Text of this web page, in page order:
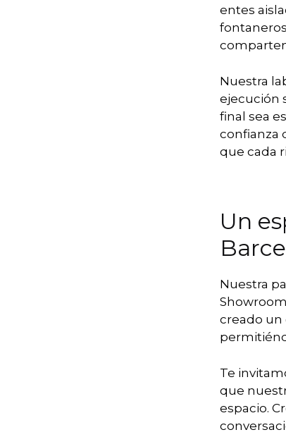
entes
Nuestra
ejecución
final sea
confianza
que cada
Un
Nuestra
creado un
Te
que
espacio.